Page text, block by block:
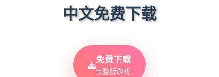
中文免费下载
免费下载
完整版游戏